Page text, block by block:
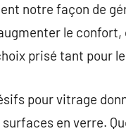
notre façon de
le
prisé tant pour
pour vitrage
en verre.